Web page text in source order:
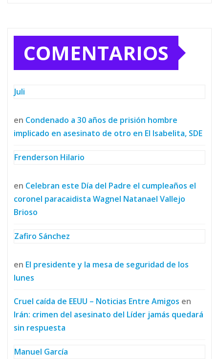
COMENTARIOS
Juli
en Condenado a 30 años de prisión hombre
implicado en asesinato de otro en El Isabelita, SDE
Frenderson Hilario
en Celebran este Día del Padre el cumpleaños el
coronel paracaidista Wagnel Natanael Vallejo
Brioso
Zafiro Sánchez
en El presidente y la mesa de seguridad de los
lunes
Cruel caída de EEUU – Noticias Entre Amigos en
Irán: crimen del asesinato del Líder jamás quedará
sin respuesta
Manuel García